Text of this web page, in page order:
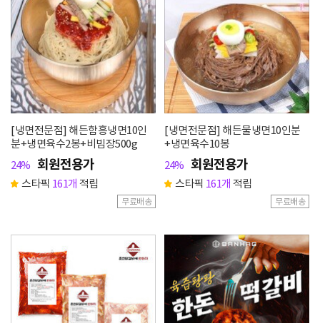
[냉면전문점] 해든함흥냉면10인
분+냉면육수2봉+비빔장500g
24% 회원전용가
스타픽 161개 적립
무료배송
[냉면전문점] 해든물냉면10인분
+냉면육수10봉
24% 회원전용가
스타픽 161개 적립
무료배송